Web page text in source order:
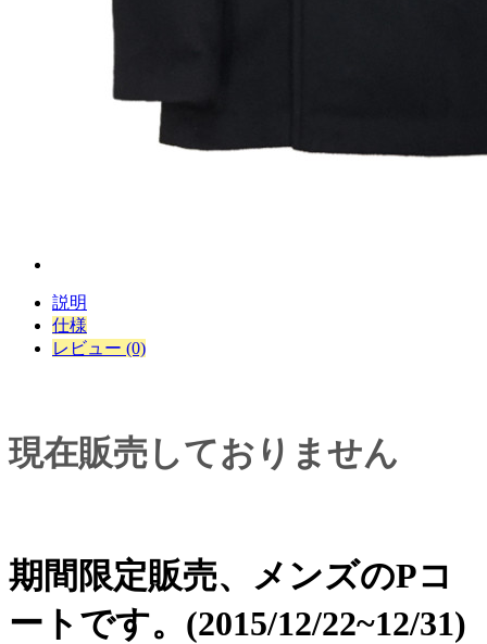
説明
仕様
レビュー (0)
現在販売しておりません
期間限定販売、メンズのPコ
ートです。(2015/12/22~12/31)